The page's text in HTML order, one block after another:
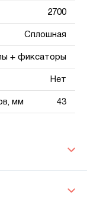
2700
Сплошная
+ фиксаторы
Нет
мм 43